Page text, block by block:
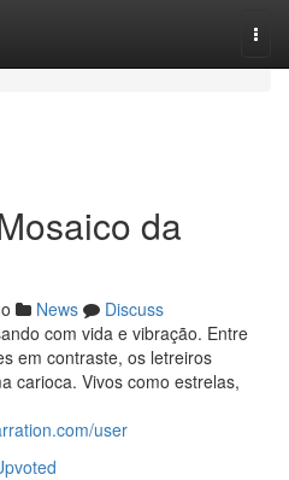
da
News
Discuss
com vida e vibração. Entre
em contraste, os letreiros
carioca. Vivos como estrelas,
user